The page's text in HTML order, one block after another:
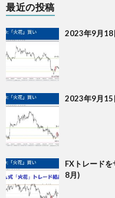
最近の投稿
2023年9月18
2023年9月15
FXトレード
8月)